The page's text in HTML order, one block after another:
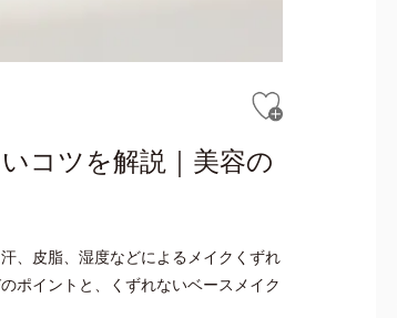
コツを解説｜美容の
、皮脂、湿度などによるメイクくずれ
ポイントと、くずれないベースメイク